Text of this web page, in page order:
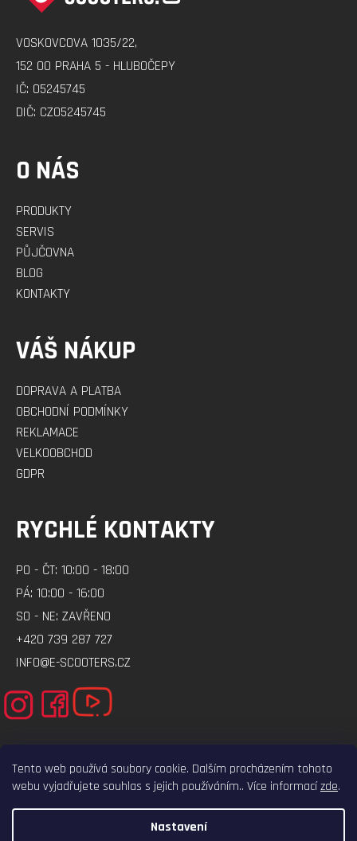
Tento web používá soubory cookie. Dalším procházením tohoto
webu vyjadřujete souhlas s jejich používáním.. Více informacízde.
Nastavení
VOSKOVCOVA 1035/22,
152 00 PRAHA 5 - HLUBOČEPY
IČ: 05245745
DIČ: CZ05245745
O NÁS
PRODUKTY
SERVIS
PŮJČOVNA
BLOG
KONTAKTY
VÁŠ NÁKUP
DOPRAVA A PLATBA
OBCHODNÍ PODMÍNKY
REKLAMACE
VELKOOBCHOD
GDPR
RYCHLÉ KONTAKTY
PO - ČT: 10:00 - 18:00
PÁ: 10:00 - 16:00
SO - NE: ZAVŘENO
+420 739 287 727
INFO@E-SCOOTERS.CZ